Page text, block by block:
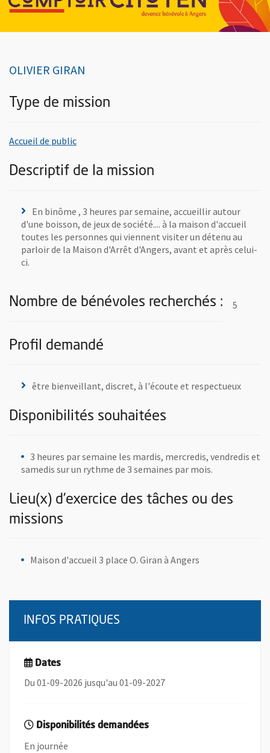
OLIVIER GIRAN
Type de mission
Accueil de public, rechercher toutes les offres de bénévolats du
Descriptif de la mission
En binôme , 3 heures par semaine, accueillir autour
d'une boisson, de jeux de société.... à la maison d'accueil
toutes les personnes qui viennent visiter un détenu au
parloir de la Maison d'Arrêt d'Angers, avant et après celui-
ci.
Nombre de bénévoles recherchés : 5
Profil demandé
être bienveillant, discret, à l'écoute et respectueux
Disponibilités souhaitées
3 heures par semaine les mardis, mercredis, vendredis et
samedis sur un rythme de 3 semaines par mois.
Lieu(x) d’exercice des tâches ou des
missions
Maison d'accueil 3 place O. Giran à Angers
INFOS PRATIQUES
Dates
Du 01-09-2026 jusqu'au 01-09-2027
Disponibilités demandées
En journée